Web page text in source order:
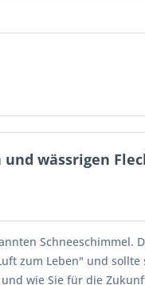
wässrigen
Schneeschimmel.
zum Leben" und
wie Sie für die